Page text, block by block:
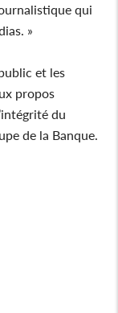
qui
»
et les
propos
du
de la Banque.